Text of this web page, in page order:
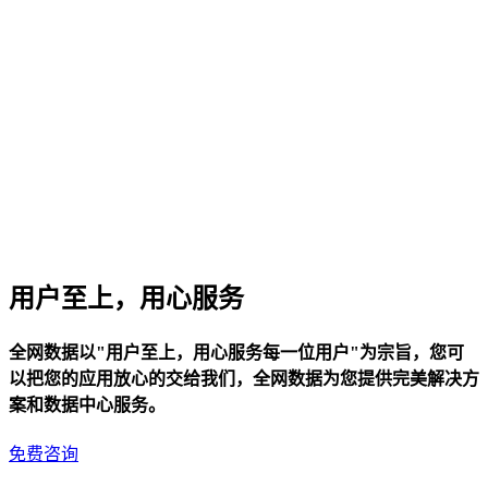
用户至上，用心服务
全网数据以"用户至上，用心服务每一位用户"为宗旨，您可
以把您的应用放心的交给我们，全网数据为您提供完美解决方
案和数据中心服务。
免费咨询